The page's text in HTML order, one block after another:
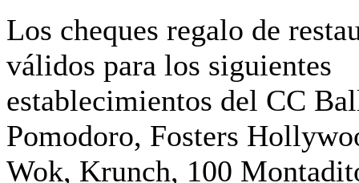
Los cheques regalo de
válidos para los siguientes
establecimientos del CC
Pomodoro, Fosters
Wok, Krunch, 100